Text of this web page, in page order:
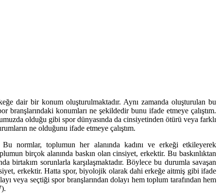
dair bir konum oluşturulmaktadır. Aynı zamanda oluşturulan bu
branşlarındaki konumları ne şekildedir bunu ifade etmeye çalıştım.
olduğu gibi spor dünyasında da cinsiyetinden ötürü veya farklı
ne olduğunu ifade etmeye çalıştım.
normlar, toplumun her alanında kadını ve erkeği etkileyerek
birçok alanında baskın olan cinsiyet, erkektir. Bu baskınlıktan
sorunlarla karşılaşmaktadır. Böylece bu durumla savaşan
erkektir. Hatta spor, biyolojik olarak dahi erkeğe aitmiş gibi ifade
veya seçtiği spor branşlarından dolayı hem toplum tarafından hem